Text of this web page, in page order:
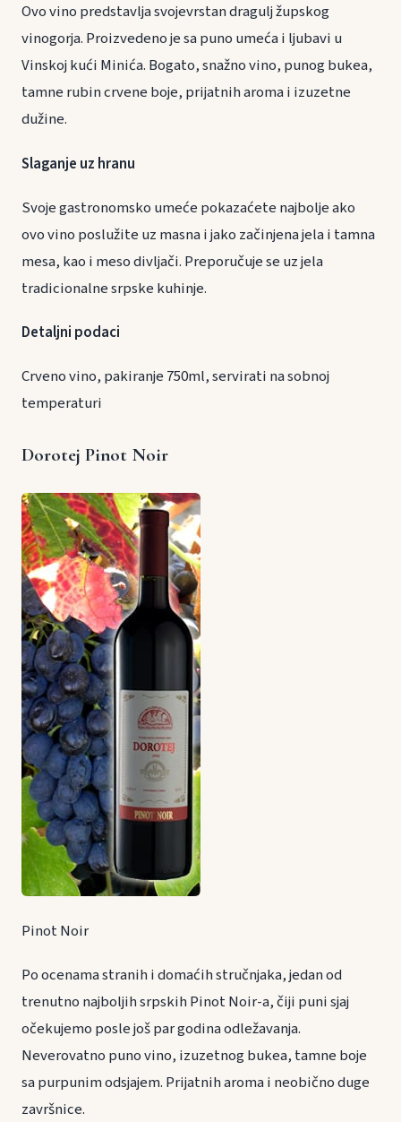
Ovo vino predstavlja svojevrstan dragulj župskog
vinogorja. Proizvedeno je sa puno umeća i ljubavi u
Vinskoj kući Minića. Bogato, snažno vino, punog bukea,
tamne rubin crvene boje, prijatnih aroma i izuzetne
dužine.
Slaganje uz hranu
Svoje gastronomsko umeće pokazaćete najbolje ako
ovo vino poslužite uz masna i jako začinjena jela i tamna
mesa, kao i meso divljači. Preporučuje se uz jela
tradicionalne srpske kuhinje.
Detaljni podaci
Crveno vino, pakiranje 750ml, servirati na sobnoj
temperaturi
Dorotej Pinot Noir
Pinot Noir
Po ocenama stranih i domaćih stručnjaka, jedan od
trenutno najboljih srpskih Pinot Noir-a, čiji puni sjaj
očekujemo posle još par godina odležavanja.
Neverovatno puno vino, izuzetnog bukea, tamne boje
sa purpunim odsjajem. Prijatnih aroma i neobično duge
završnice.